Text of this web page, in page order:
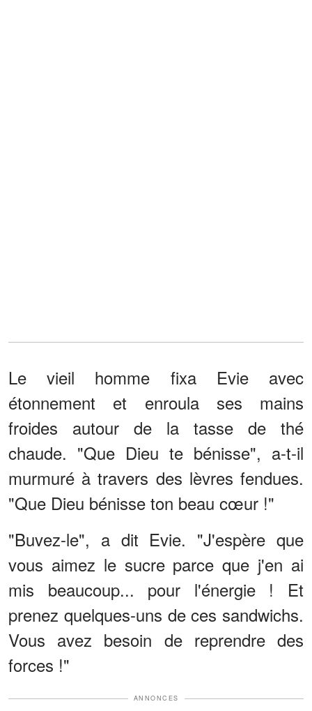
Le vieil homme fixa Evie avec
étonnement et enroula ses mains
froides autour de la tasse de thé
chaude. "Que Dieu te bénisse", a-t-il
murmuré à travers des lèvres fendues.
"Que Dieu bénisse ton beau cœur !"
"Buvez-le", a dit Evie. "J'espère que
vous aimez le sucre parce que j'en ai
mis beaucoup... pour l'énergie ! Et
prenez quelques-uns de ces sandwichs.
Vous avez besoin de reprendre des
forces !"
ANNONCES